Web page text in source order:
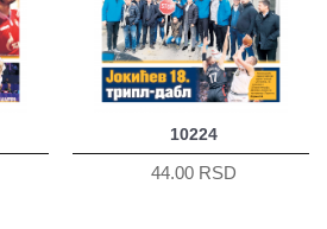
10224
44.00 RSD